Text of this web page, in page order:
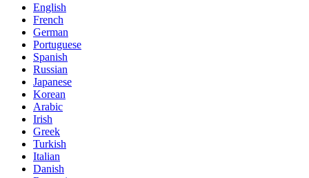
English
French
German
Portuguese
Spanish
Russian
Japanese
Korean
Arabic
Irish
Greek
Turkish
Italian
Danish